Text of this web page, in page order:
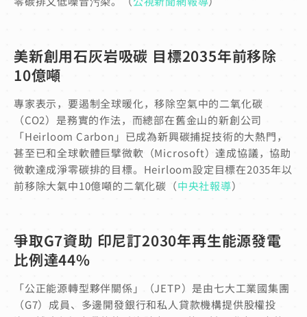
美新創用石灰岩吸碳 目標2035年前移除
10億噸
專家表示，要遏制全球暖化，移除空氣中的二氧化碳
（CO2）是務實的作法，而總部在舊金山的新創公司
「Heirloom Carbon」已成為新興碳捕捉技術的大熱門，
甚至已和全球軟體巨擘微軟（Microsoft）達成協議，協助
微軟達成淨零碳排的目標。Heirloom設定目標在2035年以
前移除大氣中10億噸的二氧化碳（中央社報導）
爭取G7資助 印尼訂2030年再生能源發電
比例達44%
「公正能源轉型夥伴關係」（JETP）是由七大工業國集團
（G7）成員、多邊開發銀行和私人貸款機構提供股權投